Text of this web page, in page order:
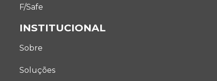
F/Safe
INSTITUCIONAL
Sobre
Soluções